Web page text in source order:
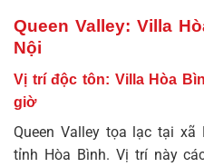
Queen Valley: Villa
Nội
Vị trí độc tôn: Villa Hòa
giờ
Queen Valley tọa lạc tại xã
tỉnh Hòa Bình. Vị trí này